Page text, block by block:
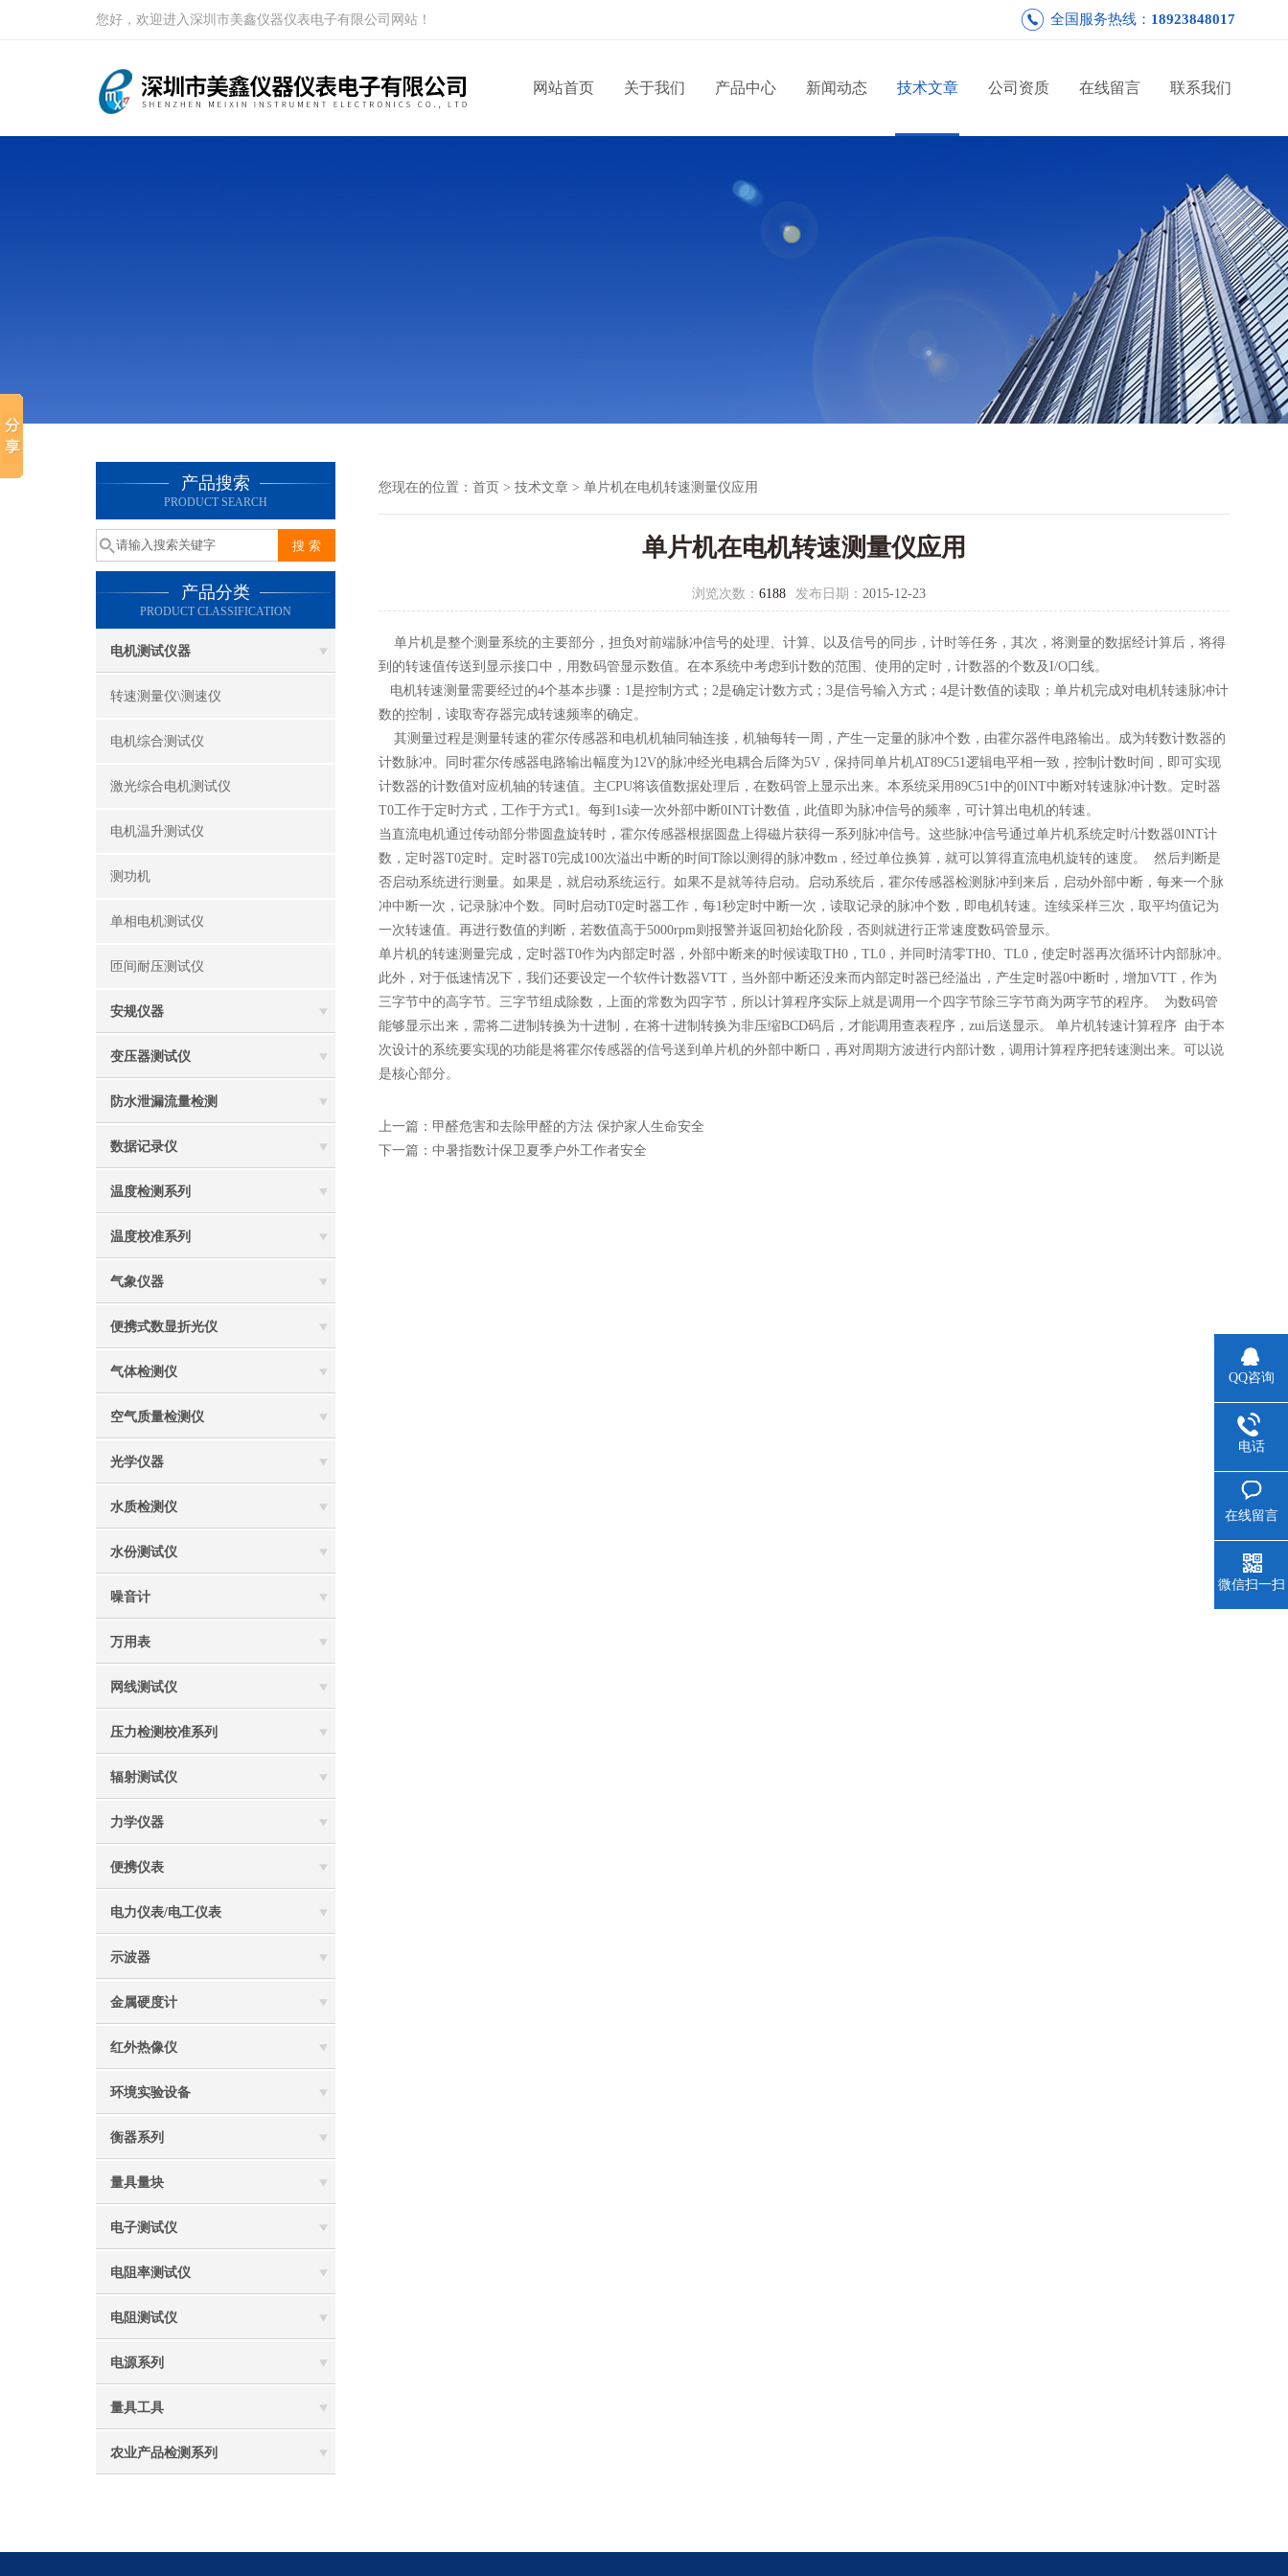
您好，欢迎进入深圳市美鑫仪器仪表电子有限公司网站！ 全国服务热线： 18923848017
网站首页 关于我们 产品中心 新闻动态 技术文章 公司资质 在线留言 联系我们
产品搜索
PRODUCT SEARCH
产品分类
PRODUCT CLASSIFICATION
电机测试仪器
转速测量仪\测速仪
电机综合测试仪
激光综合电机测试仪
电机温升测试仪
测功机
单相电机测试仪
匝间耐压测试仪
安规仪器
变压器测试仪
防水泄漏流量检测
数据记录仪
温度检测系列
温度校准系列
气象仪器
便携式数显折光仪
气体检测仪
空气质量检测仪
光学仪器
水质检测仪
水份测试仪
噪音计
万用表
网线测试仪
压力检测校准系列
辐射测试仪
力学仪器
便携仪表
电力仪表/电工仪表
示波器
金属硬度计
红外热像仪
环境实验设备
衡器系列
量具量块
电子测试仪
电阻率测试仪
电阻测试仪
电源系列
量具工具
农业产品检测系列
您现在的位置： 首页 > 技术文章 > 单片机在电机转速测量仪应用
单片机在电机转速测量仪应用
浏览次数： 6188 发布日期： 2015-12-23
单片机是整个测量系统的主要部分，担负对前端脉冲信号的处理、计算、以及信号的同步，计时等任务，其次，将测量的数据经计算后，将得
到的转速值传送到显示接口中，用数码管显示数值。在本系统中考虑到计数的范围、使用的定时，计数器的个数及I/O口线。
电机转速测量需要经过的4个基本步骤：1是控制方式；2是确定计数方式；3是信号输入方式；4是计数值的读取；单片机完成对电机转速脉冲计
数的控制，读取寄存器完成转速频率的确定。
其测量过程是测量转速的霍尔传感器和电机机轴同轴连接，机轴每转一周，产生一定量的脉冲个数，由霍尔器件电路输出。成为转数计数器的
计数脉冲。同时霍尔传感器电路输出幅度为12V的脉冲经光电耦合后降为5V，保持同单片机AT89C51逻辑电平相一致，控制计数时间，即可实现
计数器的计数值对应机轴的转速值。主CPU将该值数据处理后，在数码管上显示出来。本系统采用89C51中的0INT中断对转速脉冲计数。定时器
T0工作于定时方式，工作于方式1。每到1s读一次外部中断0INT计数值，此值即为脉冲信号的频率，可计算出电机的转速。
当直流电机通过传动部分带圆盘旋转时，霍尔传感器根据圆盘上得磁片获得一系列脉冲信号。这些脉冲信号通过单片机系统定时/计数器0INT计
数，定时器T0定时。定时器T0完成100次溢出中断的时间T除以测得的脉冲数m，经过单位换算，就可以算得直流电机旋转的速度。 然后判断是
否启动系统进行测量。如果是，就启动系统运行。如果不是就等待启动。启动系统后，霍尔传感器检测脉冲到来后，启动外部中断，每来一个脉
冲中断一次，记录脉冲个数。同时启动T0定时器工作，每1秒定时中断一次，读取记录的脉冲个数，即电机转速。连续采样三次，取平均值记为
一次转速值。再进行数值的判断，若数值高于5000rpm则报警并返回初始化阶段，否则就进行正常速度数码管显示。
单片机的转速测量完成，定时器T0作为内部定时器，外部中断来的时候读取TH0，TL0，并同时清零TH0、TL0，使定时器再次循环计内部脉冲。
此外，对于低速情况下，我们还要设定一个软件计数器VTT，当外部中断还没来而内部定时器已经溢出，产生定时器0中断时，增加VTT，作为
三字节中的高字节。三字节组成除数，上面的常数为四字节，所以计算程序实际上就是调用一个四字节除三字节商为两字节的程序。 为数码管
能够显示出来，需将二进制转换为十进制，在将十进制转换为非压缩BCD码后，才能调用查表程序，zui后送显示。 单片机转速计算程序 由于本
次设计的系统要实现的功能是将霍尔传感器的信号送到单片机的外部中断口，再对周期方波进行内部计数，调用计算程序把转速测出来。可以说
是核心部分。
上一篇： 甲醛危害和去除甲醛的方法 保护家人生命安全
下一篇： 中暑指数计保卫夏季户外工作者安全
QQ咨询
电话
在线留言
微信扫一扫